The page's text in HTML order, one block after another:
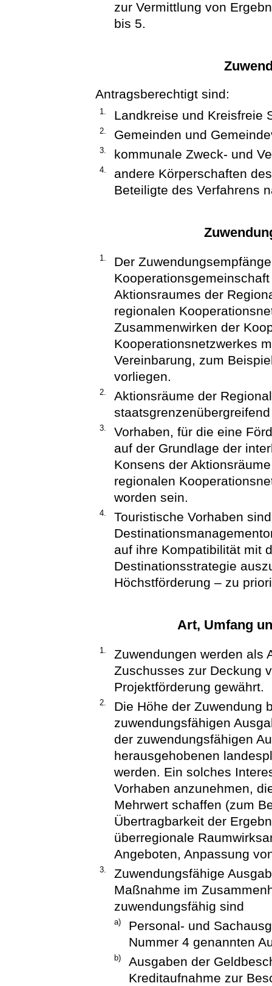
zur Vermittlung von
bis 5.
Antragsberechtigt sind:
1. Landkreise und Kreisfreie
2. Gemeinden und
3. kommunale Zweck- und
4.
andere Körperschaften
Beteiligte des Verfahrens
1.
Der
Aktionsraumes der
regionalen
Zusammenwirken der
Kooperationsnetzwerkes
Vereinbarung, zum
vorliegen.
2.
Aktionsräume der
3.
Vorhaben, für die eine
auf der Grundlage der
Konsens der
regionalen
worden sein.
4.
Touristische Vorhaben
auf ihre Kompatibilität mit
Destinationsstrategie
Höchstförderung – zu
Art, Umfang
1.
Zuwendungen werden als
Zuschusses zur Deckung
Projektförderung gewährt.
2.
Die Höhe der Zuwendung
zuwendungsfähigen
der zuwendungsfähigen
herausgehobenen
werden. Ein solches
Vorhaben anzunehmen,
Mehrwert schaffen (zum
Übertragbarkeit der
überregionale
Angeboten, Anpassung
3.
Zuwendungsfähige
Maßnahme im
zuwendungsfähig sind
a)
Personal- und
Nummer 4 genannten
b)
Ausgaben der
Kreditaufnahme zur